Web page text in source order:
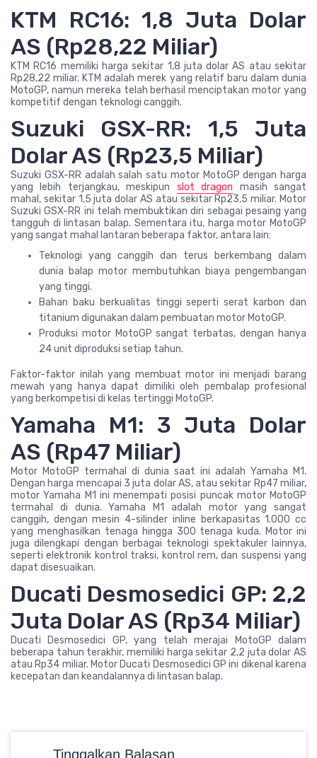
KTM RC16: 1,8 Juta Dolar
AS (Rp28,22 Miliar)
KTM RC16 memiliki harga sekitar 1,8 juta dolar AS atau sekitar
Rp28,22 miliar. KTM adalah merek yang relatif baru dalam dunia
MotoGP, namun mereka telah berhasil menciptakan motor yang
kompetitif dengan teknologi canggih.
Suzuki GSX-RR: 1,5 Juta
Dolar AS (Rp23,5 Miliar)
Suzuki GSX-RR adalah salah satu motor MotoGP dengan harga
yang lebih terjangkau, meskipun slot dragon masih sangat
mahal, sekitar 1,5 juta dolar AS atau sekitar Rp23,5 miliar. Motor
Suzuki GSX-RR ini telah membuktikan diri sebagai pesaing yang
tangguh di lintasan balap. Sementara itu, harga motor MotoGP
yang sangat mahal lantaran beberapa faktor, antara lain:
Teknologi yang canggih dan terus berkembang dalam
dunia balap motor membutuhkan biaya pengembangan
yang tinggi.
Bahan baku berkualitas tinggi seperti serat karbon dan
titanium digunakan dalam pembuatan motor MotoGP.
Produksi motor MotoGP sangat terbatas, dengan hanya
24 unit diproduksi setiap tahun.
Faktor-faktor inilah yang membuat motor ini menjadi barang
mewah yang hanya dapat dimiliki oleh pembalap profesional
yang berkompetisi di kelas tertinggi MotoGP.
Yamaha M1: 3 Juta Dolar
AS (Rp47 Miliar)
Motor MotoGP termahal di dunia saat ini adalah Yamaha M1.
Dengan harga mencapai 3 juta dolar AS, atau sekitar Rp47 miliar,
motor Yamaha M1 ini menempati posisi puncak motor MotoGP
termahal di dunia. Yamaha M1 adalah motor yang sangat
canggih, dengan mesin 4-silinder inline berkapasitas 1.000 cc
yang menghasilkan tenaga hingga 300 tenaga kuda. Motor ini
juga dilengkapi dengan berbagai teknologi spektakuler lainnya,
seperti elektronik kontrol traksi, kontrol rem, dan suspensi yang
dapat disesuaikan.
Ducati Desmosedici GP: 2,2
Juta Dolar AS (Rp34 Miliar)
Ducati Desmosedici GP, yang telah merajai MotoGP dalam
beberapa tahun terakhir, memiliki harga sekitar 2,2 juta dolar AS
atau Rp34 miliar. Motor Ducati Desmosedici GP ini dikenal karena
kecepatan dan keandalannya di lintasan balap.
Tinggalkan Balasan